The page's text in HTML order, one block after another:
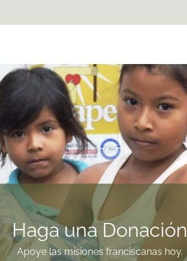
Haga una Donación
Apoye las misiones franciscanas hoy.